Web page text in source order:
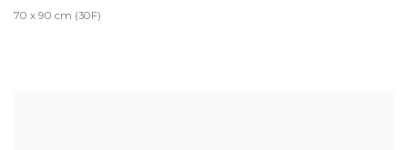
70 x 90 cm (30F)